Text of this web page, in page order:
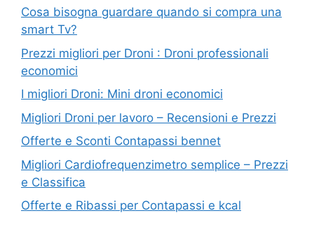
Cosa bisogna guardare quando si compra una
smart Tv?
Prezzi migliori per Droni : Droni professionali
economici
I migliori Droni: Mini droni economici
Migliori Droni per lavoro – Recensioni e Prezzi
Offerte e Sconti Contapassi bennet
Migliori Cardiofrequenzimetro semplice – Prezzi
e Classifica
Offerte e Ribassi per Contapassi e kcal